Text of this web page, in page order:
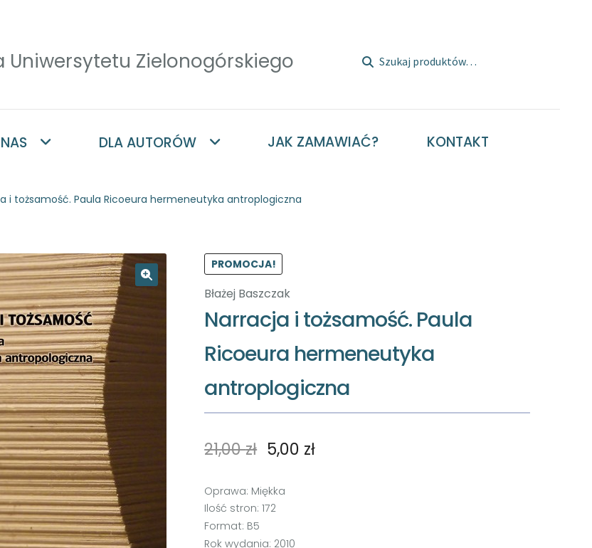
DLA AUTORÓW JAK ZAMAWIAĆ? KONTAKT
i tożsamość. Paula Ricoeura hermeneutyka antroplogiczna
PROMOCJA!
Błażej Baszczak
Narracja i tożsamość. Paula
Ricoeura hermeneutyka
antroplogiczna
21,00zł 5,00 zł
Oprawa: Miękka
Ilość stron: 172
Format: B5
Rok wydania: 2010